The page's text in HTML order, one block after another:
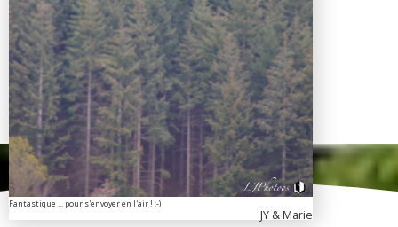
Fantastique ... pour s'envoyer en l'air ! :-)
JY & Marie